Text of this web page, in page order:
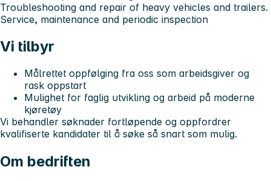
Troubleshooting and repair of heavy vehicles and trailers.
Service, maintenance and periodic inspection
Vi tilbyr
Målrettet oppfølging fra oss som arbeidsgiver og
rask oppstart
Mulighet for faglig utvikling og arbeid på moderne
kjøretøy
Vi behandler søknader fortløpende og oppfordrer
kvalifiserte kandidater til å søke så snart som mulig.
Om bedriften